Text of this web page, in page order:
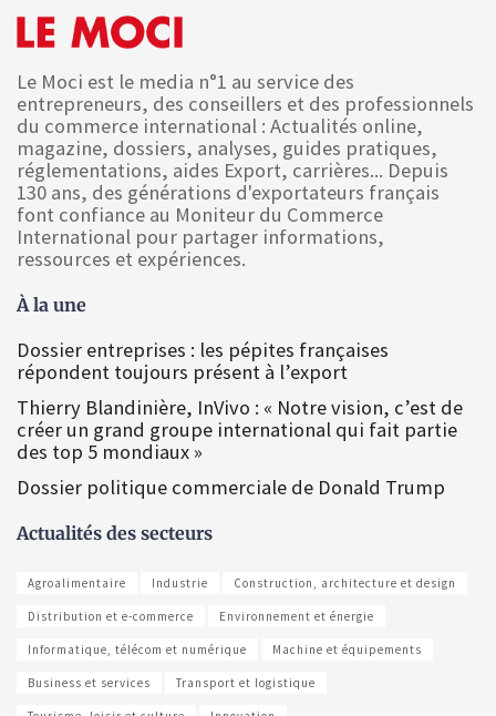
Le Moci est le media n°1 au service des
entrepreneurs, des conseillers et des professionnels
du commerce international : Actualités online,
magazine, dossiers, analyses, guides pratiques,
réglementations, aides Export, carrières... Depuis
130 ans, des générations d'exportateurs français
font confiance au Moniteur du Commerce
International pour partager informations,
ressources et expériences.
À la une
Dossier entreprises : les pépites françaises
répondent toujours présent à l’export
Thierry Blandinière, InVivo : « Notre vision, c’est de
créer un grand groupe international qui fait partie
des top 5 mondiaux »
Dossier politique commerciale de Donald Trump
Actualités des secteurs
Agroalimentaire Industrie Construction, architecture et design
Distribution et e-commerce Environnement et énergie
Informatique, télécom et numérique Machine et équipements
Business et services Transport et logistique